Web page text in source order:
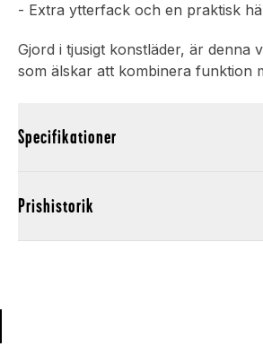
- Extra ytterfack och en praktisk
Gjord i tjusigt konstläder, är denna
som älskar att kombinera funktion
Specifikationer
Prishistorik